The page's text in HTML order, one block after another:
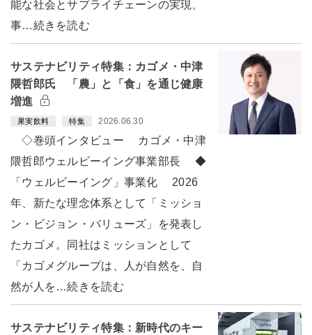
能な社会とサプライチェーンの実現、
事…続きを読む
サステナビリティ特集：カゴメ・中津
隈哲郎氏 「農」と「食」を通じ健康
増進
果実飲料 特集 2026.06.30
◇巻頭インタビュー カゴメ・中津
隈哲郎ウェルビーイング事業部長 ◆
「ウェルビーイング」事業化 2026
年、新たな理念体系として「ミッショ
ン・ビジョン・バリューズ」を発表し
たカゴメ。同社はミッションとして
「カゴメグループは、人が自然を、自
然が人を…続きを読む
サステナビリティ特集：新時代のキー